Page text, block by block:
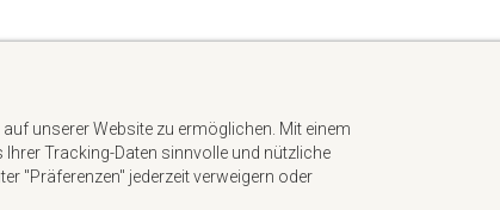
AGB
Kontakt
auf unserer Website zu ermöglichen. Mit einem
Tracking-Daten sinnvolle und nützliche
"Präferenzen" jederzeit verweigern oder